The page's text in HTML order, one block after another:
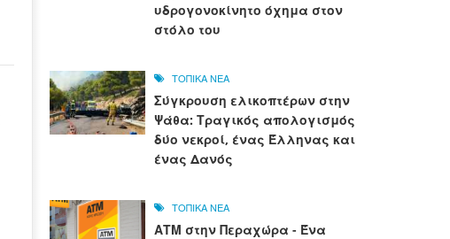
υδρογονοκίνητο όχημα στον
στόλο του
ΤΟΠΙΚΑ ΝΕΑ
Σύγκρουση ελικοπτέρων στην
Ψάθα: Τραγικός απολογισμός
δύο νεκροί, ένας Έλληνας και
ένας Δανός
ΤΟΠΙΚΑ ΝΕΑ
ΑΤΜ στην Περαχώρα - Ένα